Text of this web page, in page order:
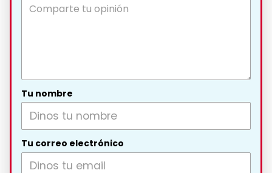
Tu nombre
Tu correo electrónico